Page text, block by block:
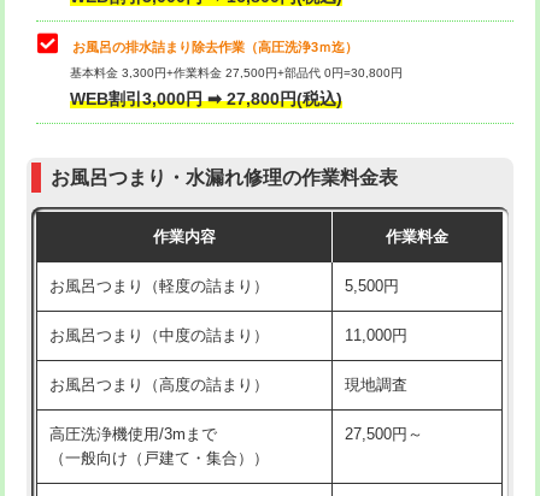
その他部品の脱着 8,800円～
交換・取付（タンク）
交換・取付（普通便座） 11,000円+材料費
交換・取付（温水洗浄便座） 16,500円+材料費
交換・取付(単水栓（壁付・デッキ
式）)
13,200円+材料費
交換・取付(混合水栓（壁付・デッキ
式・ワンホール）)
16,500円+材料費
交換・取付(排水栓・排水トラップ
（P/S/ポップアップ））
22,000円+材料費
お風呂の排水詰まり除去作業（高圧洗浄3ｍ迄）
基本料金 3,300円+作業料金 27,500円+部品代 0円=30,800円
WEB割引3,000円 ➡ 27,800円(税込)
お風呂つまり・水漏れ修理の作業料金表
作業内容 作業料金
お風呂つまり（軽度の詰まり） 5,500円
お風呂つまり（中度の詰まり） 11,000円
お風呂つまり（高度の詰まり） 現地調査
高圧洗浄機使用/3mまで
（一般向け（戸建て・集合））
27,500円～